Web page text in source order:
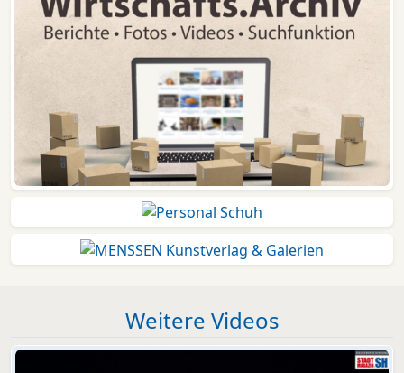
Weitere Videos